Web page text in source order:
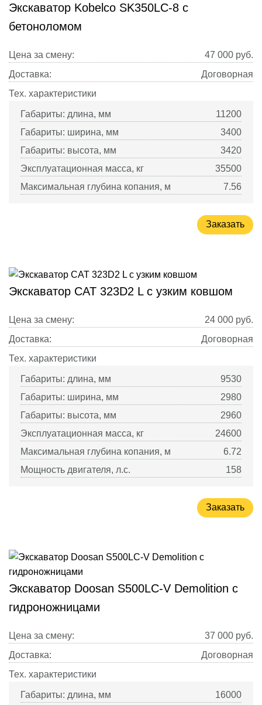
Экскаватор Kobelco SK350LC-8 с
бетоноломом
Цена за смену: 47 000 руб.
Доставка:
Договорная
Тех. характеристики
Габариты: длина, мм
11200
Габариты: ширина, мм
3400
Габариты: высота, мм
3420
Эксплуатационная масса, кг
35500
Максимальная глубина копания, м
7.56
Заказать
Экскаватор CAT 323D2 L с узким ковшом
Цена за смену: 24 000 руб.
Доставка:
Договорная
Тех. характеристики
Габариты: длина, мм
9530
Габариты: ширина, мм
2980
Габариты: высота, мм
2960
Эксплуатационная масса, кг
24600
Максимальная глубина копания, м
6.72
Мощность двигателя, л.с.
158
Заказать
Экскаватор Doosan S500LC-V Demolition с
гидроножницами
Цена за смену: 37 000 руб.
Доставка:
Договорная
Тех. характеристики
Габариты: длина, мм 16000